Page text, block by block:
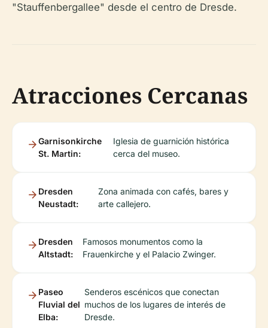
"Stauffenbergallee" desde el centro de Dresde.
Atracciones Cercanas
Garnisonkirche
St. Martin:
Iglesia de guarnición histórica
cerca del museo.
Dresden
Neustadt:
Zona animada con cafés, bares y
arte callejero.
Dresden
Altstadt:
Famosos monumentos como la
Frauenkirche y el Palacio Zwinger.
Paseo
Fluvial del
Elba:
Senderos escénicos que conectan
muchos de los lugares de interés de
Dresde.